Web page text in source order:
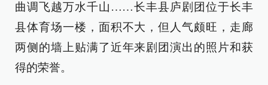
曲调飞越万水千山……长丰县庐剧团位于长丰
县体育场一楼，面积不大，但人气颇旺，走廊
两侧的墙上贴满了近年来剧团演出的照片和获
得的荣誉。